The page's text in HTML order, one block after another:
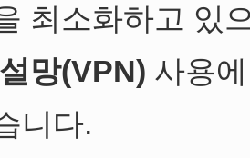
최소화하고 있
망(VPN) 사용
니다.